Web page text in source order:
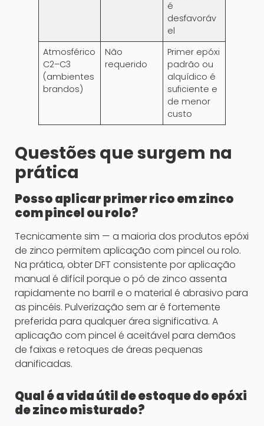
é
desfavoráv
el
Atmosférico
C2–C3
(ambientes
brandos)
Não
requerido
Primer epóxi
padrão ou
alquídico é
suficiente e
de menor
custo
Questões que surgem na
prática
Posso aplicar primer rico em zinco
com pincel ou rolo?
Tecnicamente sim — a maioria dos produtos epóxi
de zinco permitem aplicação com pincel ou rolo.
Na prática, obter DFT consistente por aplicação
manual é difícil porque o pó de zinco assenta
rapidamente no barril e o material é abrasivo para
as pincéis. Pulverização sem ar é fortemente
preferida para qualquer área significativa. A
aplicação com pincel é aceitável para demãos
de faixas e retoques de áreas pequenas
danificadas.
Qual é a vida útil de estoque do epóxi
de zinco misturado?